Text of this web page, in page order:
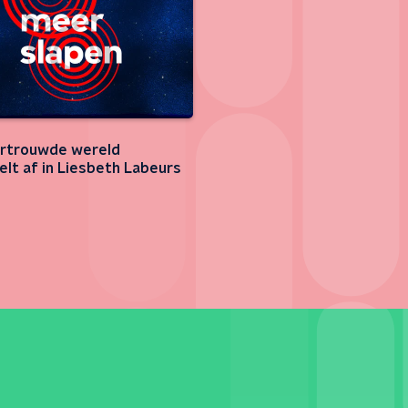
wereld
af in Liesbeth Labeurs